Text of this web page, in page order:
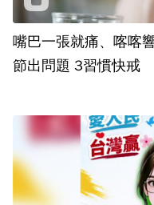
嘴巴一張就痛、喀喀
節出問題 3習慣快戒